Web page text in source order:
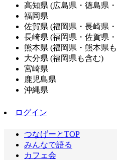
高知県 (広島県・徳島県
福岡県
佐賀県 (福岡県・長崎県
長崎県 (福岡県・佐賀県
熊本県 (福岡県・熊本県
大分県 (福岡県も含む)
宮崎県
鹿児島県
沖縄県
ログイン
つなげーとTOP
みんなで語る
カフェ会